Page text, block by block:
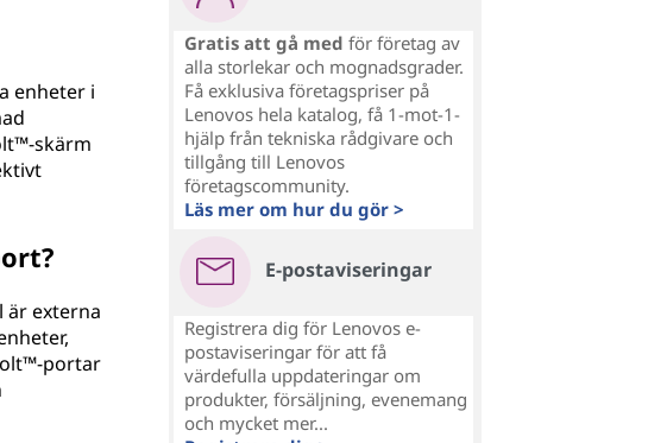
enheter i
skärm
är externa
portar
Gratis att gå med för företag av
alla storlekar och mognadsgrader.
Få exklusiva företagspriser på
Lenovos hela katalog, få 1-mot-1-
hjälp från tekniska rådgivare och
tillgång till Lenovos
företagscommunity.
Läs mer om hur du gör >
E-postaviseringar
Registrera dig för Lenovos e-
postaviseringar för att få
värdefulla uppdateringar om
produkter, försäljning, evenemang
och mycket mer...